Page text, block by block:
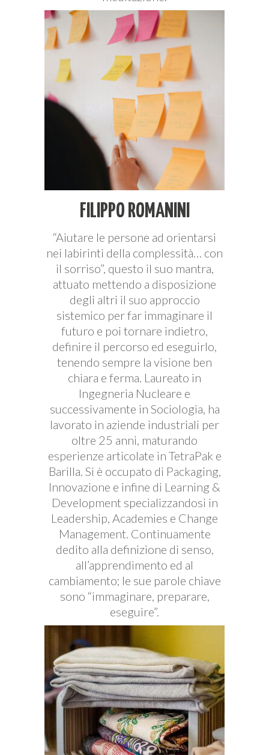
FILIPPO ROMANINI
“Aiutare le persone ad orientarsi
nei labirinti della complessità… con
il sorriso”, questo il suo mantra,
attuato mettendo a disposizione
degli altri il suo approccio
sistemico per far immaginare il
futuro e poi tornare indietro,
definire il percorso ed eseguirlo,
tenendo sempre la visione ben
chiara e ferma. Laureato in
Ingegneria Nucleare e
successivamente in Sociologia, ha
lavorato in aziende industriali per
oltre 25 anni, maturando
esperienze articolate in TetraPak e
Barilla. Si è occupato di Packaging,
Innovazione e infine di Learning &
Development specializzandosi in
Leadership, Academies e Change
Management. Continuamente
dedito alla definizione di senso,
all’apprendimento ed al
cambiamento; le sue parole chiave
sono “immaginare, preparare,
eseguire”.